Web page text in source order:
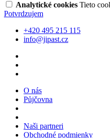
Analytické cookies Tieto
Potvrdzujem
+420 495 215 115
info@jipast.cz
O nás
Půjčovna
Naši partneri
Obchodné podmienky